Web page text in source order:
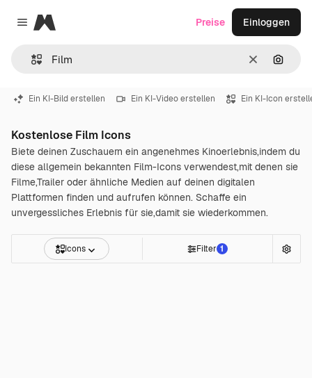
Close menu
Magnific
LöschenNach
Preise Einloggen
Ein KI-Bild erstellen Ein KI-Video erstellen Ein KI-Icon
Kostenlose Film Icons
Biete deinen Zuschauern ein angenehmes Kinoerlebnis,indem du
diese allgemein bekannten Film-Icons verwendest,mit denen sie
Filme,Trailer oder ähnliche Medien auf deinen digitalen
Plattformen finden und aufrufen können. Schaffe ein
unvergessliches Erlebnis für sie,damit sie wiederkommen.
Icons Filter 1